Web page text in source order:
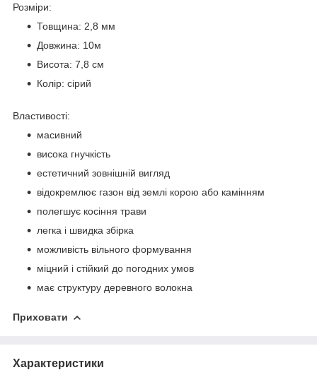
Розміри:
Товщина: 2,8 мм
Довжина: 10м
Висота: 7,8 см
Колір: сірий
Властивості:
масивний
висока гнучкість
естетичний зовнішній вигляд
відокремлює газон від землі корою або камінням
полегшує косіння трави
легка і швидка збірка
можливість вільного формування
міцний і стійкий до погодних умов
має структуру деревного волокна
Приховати
Характеристики